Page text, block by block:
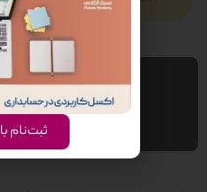
عضویت در
ایمیل
ثبت‌نام